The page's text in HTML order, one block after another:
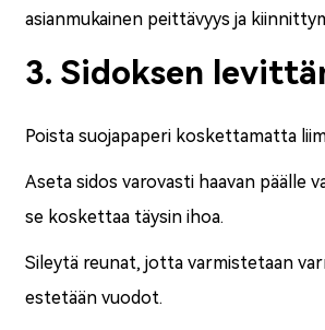
asianmukainen peittävyys ja
3. Sidoksen
Poista suojapaperi koskettamatta
Aseta sidos varovasti haavan päälle
se koskettaa täysin ihoa.
Sileytä reunat, jotta varmistetaan
estetään vuodot.